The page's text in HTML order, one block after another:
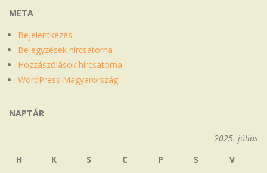
META
Bejelentkezés
Bejegyzések hírcsatorna
Hozzászólások hírcsatorna
WordPress Magyarország
NAPTÁR
2025. július
H
K S C P S
V